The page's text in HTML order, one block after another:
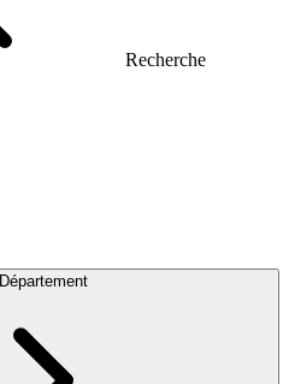
Recherche
Département